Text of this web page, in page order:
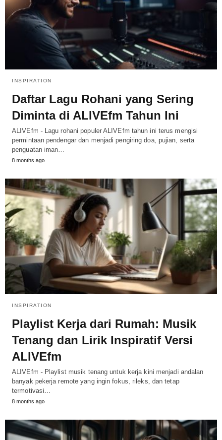
INSPIRATION
Daftar Lagu Rohani yang Sering
Diminta di ALIVEfm Tahun Ini
ALIVEfm - Lagu rohani populer ALIVEfm tahun ini terus mengisi
permintaan pendengar dan menjadi pengiring doa, pujian, serta
penguatan iman…
8 months ago
INSPIRATION
Playlist Kerja dari Rumah: Musik
Tenang dan Lirik Inspiratif Versi
ALIVEfm
ALIVEfm - Playlist musik tenang untuk kerja kini menjadi andalan
banyak pekerja remote yang ingin fokus, rileks, dan tetap
termotivasi…
8 months ago